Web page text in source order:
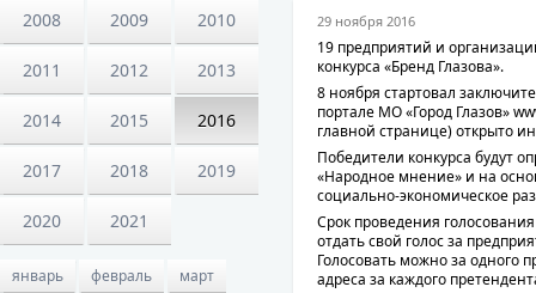
2008 2009 2010
2011 2012 2013
2014 2015 2016
2017 2018 2019
2020 2021
январь февраль
март
29 ноября 2016
19 предприятий и
конкурса «Бренд Глазова».
8 ноября стартовал
портале МО «Город Глазов»
главной странице) открыто
Победители конкурса будут
«Народное мнение» и на
социально-экономическое
Срок проведения
отдать свой голос за
Голосовать можно за одного
адреса за каждого